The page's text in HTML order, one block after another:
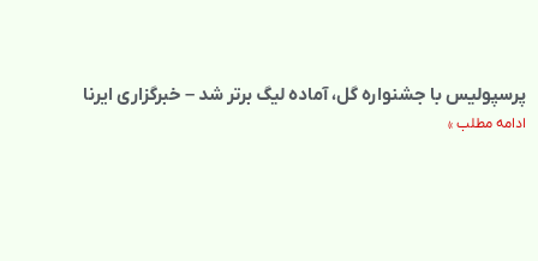
پرسپولیس با جشنواره گل، آماده لیگ برتر شد – خبرگزاری ایرنا
ادامه مطلب »